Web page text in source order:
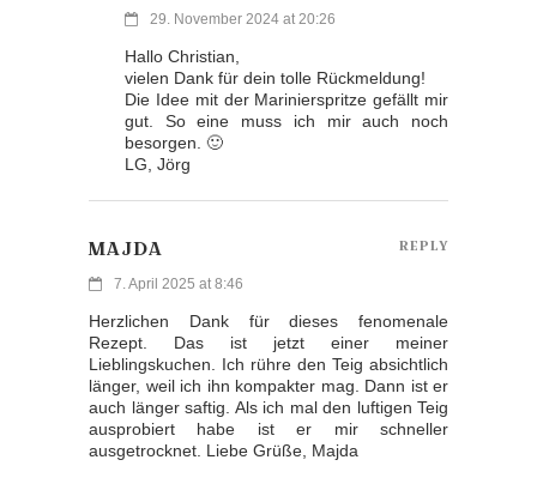
29. November 2024 at 20:26
Hallo Christian,
vielen Dank für dein tolle Rückmeldung!
Die Idee mit der Marinierspritze gefällt mir
gut. So eine muss ich mir auch noch
besorgen. 🙂
LG, Jörg
MAJDA
7. April 2025 at 8:46
Herzlichen Dank für dieses fenomenale
Rezept. Das ist jetzt einer meiner
Lieblingskuchen. Ich rühre den Teig absichtlich
länger, weil ich ihn kompakter mag. Dann ist er
auch länger saftig. Als ich mal den luftigen Teig
ausprobiert habe ist er mir schneller
ausgetrocknet. Liebe Grüße, Majda
REPLY